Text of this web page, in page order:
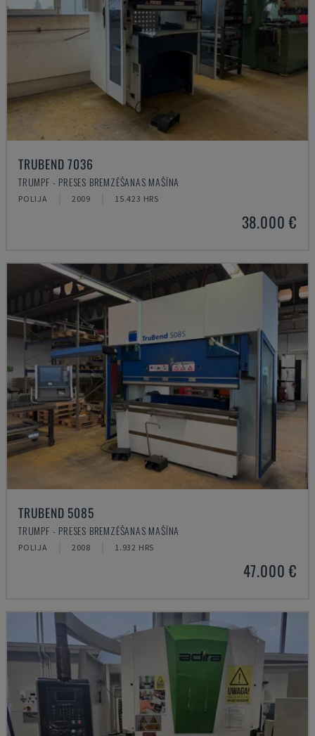
TRUBEND 7036
TRUMPF - PRESES BREMZĒŠANAS MAŠĪNA
POLIJA 2009 15.423 HRS
38.000 €
TRUBEND 5085
TRUMPF - PRESES BREMZĒŠANAS MAŠĪNA
POLIJA 2008 1.932 HRS
47.000 €